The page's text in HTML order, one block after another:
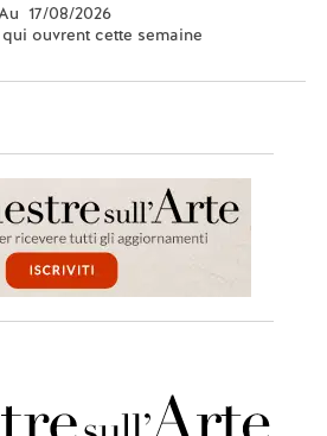
17/08/2026
ouvrent cette semaine